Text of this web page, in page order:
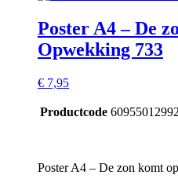
Poster A4 – De
Opwekking 733
€ 7,95
Productcode
Poster A4 – De zon komt